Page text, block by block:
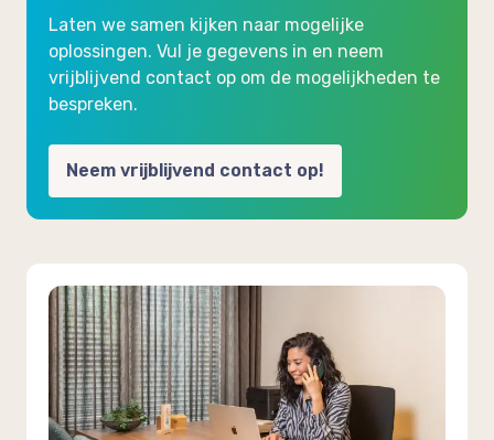
Laten we samen kijken naar mogelijke
oplossingen. Vul je gegevens in en neem
vrijblijvend contact op om de mogelijkheden te
bespreken.
Neem vrijblijvend contact op!